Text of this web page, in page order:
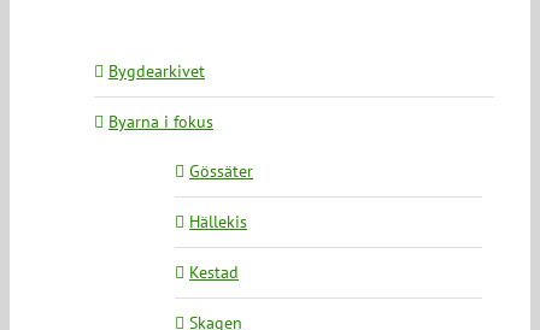
Bygdearkivet
Byarna i fokus
Gössäter
Hällekis
Kestad
Skagen